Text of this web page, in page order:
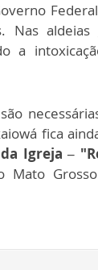
Nas aldeias
a
fica
Igreja –
Mato